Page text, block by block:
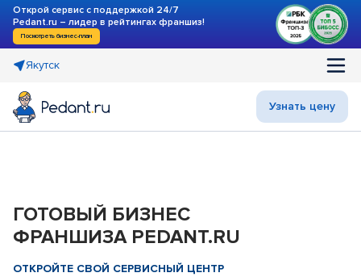
Открой сервис с поддержкой 24/7
Pedant.ru – лидер в рейтингах франшиз!
Посмотреть бизнес-план
Якутск
Узнать цену
ГОТОВЫЙ БИЗНЕС
ФРАНШИЗА PEDANT.RU
ОТКРОЙТЕ СВОЙ СЕРВИСНЫЙ ЦЕНТР